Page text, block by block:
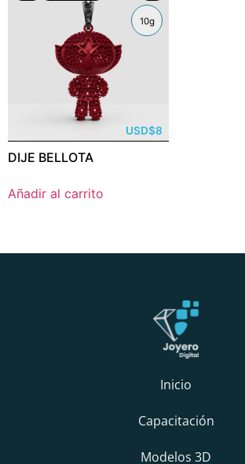
10g
USD$8
DIJE BELLOTA
Añadir al carrito
Inicio
Capacitación
Modelos 3D